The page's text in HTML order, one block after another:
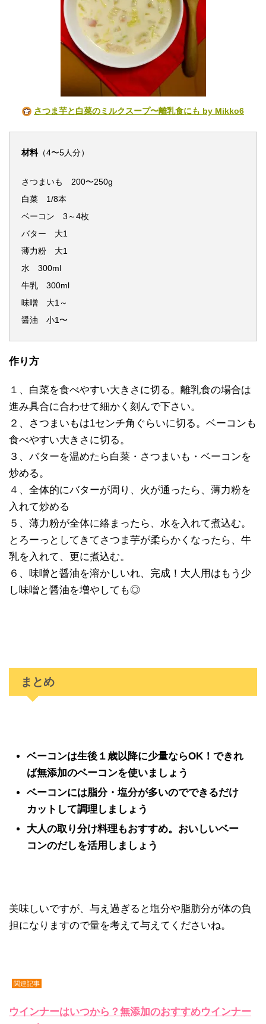
さつま芋と白菜のミルクスープ〜離乳食にも by Mikko6
材料（4〜5人分）
さつまいも 200〜250g
白菜 1/8本
ベーコン 3～4枚
バター 大1
薄力粉 大1
水 300ml
牛乳 300ml
味噌 大1～
醤油 小1〜
作り方
１、白菜を食べやすい大きさに切る。離乳食の場合は
進み具合に合わせて細かく刻んで下さい。
２、さつまいもは1センチ角ぐらいに切る。ベーコンも
食べやすい大きさに切る。
３、バターを温めたら白菜・さつまいも・ベーコンを
炒める。
４、全体的にバターが周り、火が通ったら、薄力粉を
入れて炒める
５、薄力粉が全体に絡まったら、水を入れて煮込む。
とろーっとしてきてさつま芋が柔らかくなったら、牛
乳を入れて、更に煮込む。
６、味噌と醤油を溶かしいれ、完成！大人用はもう少
し味噌と醤油を増やしても◎
まとめ
ベーコンは生後１歳以降に少量ならOK！できれ
ば無添加のベーコンを使いましょう
ベーコンには脂分・塩分が多いのでできるだけ
カットして調理しましょう
大人の取り分け料理もおすすめ。おいしいベー
コンのだしを活用しましょう
美味しいですが、与え過ぎると塩分や脂肪分が体の負
担になりますので量を考えて与えてくださいね。
関連記事
ウインナーはいつから？無添加のおすすめウインナー